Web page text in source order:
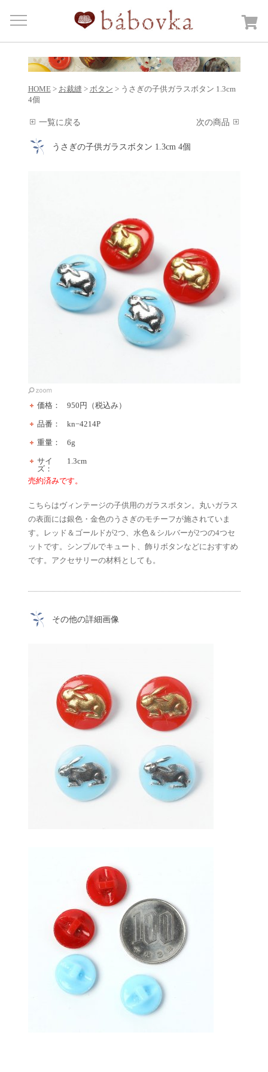
Menu
HOME
商品カテゴリーOpen submenu
カートを見る
bábovkaについて
HOME> お裁縫 > ボタン > うさぎの子供ガラスボタン 1.3cm
4個
一覧に戻る 次の商品
うさぎの子供ガラスボタン 1.3cm 4個
価格： 950円（税込み）
品番： kn−4214P
重量： 6g
サイ
ズ：
1.3cm
売約済みです。
こちらはヴィンテージの子供用のガラスボタン。丸いガラス
の表面には銀色・金色のうさぎのモチーフが施されていま
す。レッド＆ゴールドが2つ、水色＆シルバーが2つの4つセ
ットです。シンプルでキュート、飾りボタンなどにおすすめ
です。アクセサリーの材料としても。
その他の詳細画像